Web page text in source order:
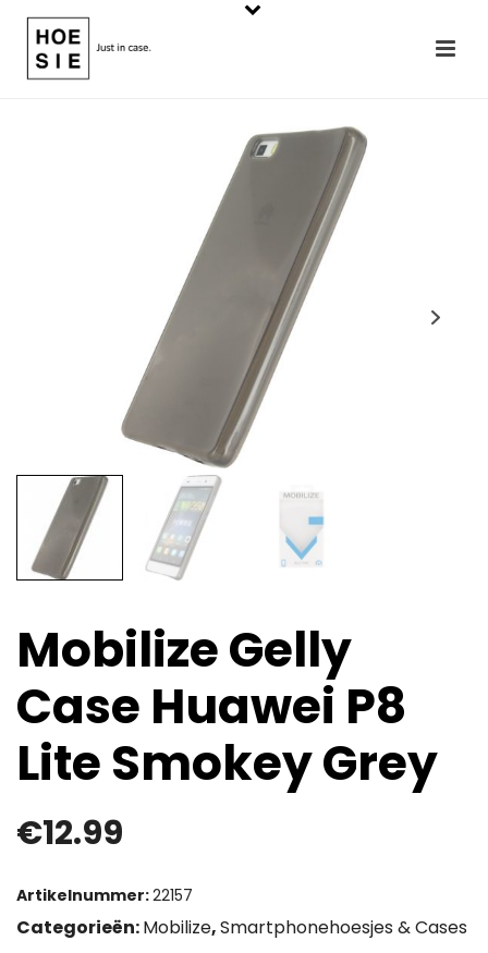
Mobilize Gelly
Case Huawei P8
Lite Smokey Grey
€12.99
Artikelnummer:22157
Categorieën:Mobilize,Smartphonehoesjes & Cases